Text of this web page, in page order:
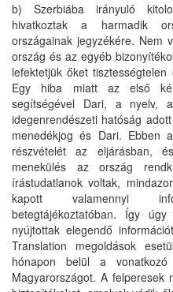
b) Szerbiába irányuló
hivatkoztak a harmadik
országainak jegyzékére. Nem
ország és az egyéb
lefektetjük őket
Egy hiba miatt az első
segítségével Dari, a nyelv,
idegenrendészeti hatóság
menedékjog és Dari. Ebben
részvételét az eljárásban,
menekülés az ország
írástudatlanok voltak,
kapott valamennyi
betegtájékoztatóban. Így
nyújtottak elegendő
Translation megoldások
hónapon belül a
Magyarországot. A